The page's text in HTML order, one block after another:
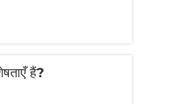
हैं?